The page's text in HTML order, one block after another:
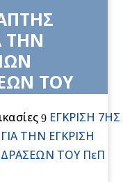
ΤΗΝ
ΤΟΥ
2021-2027
9 ΕΓΚΡΙΣΗ 7ΗΣ
ΤΗΝ ΕΓΚΡΙΣΗ
ΤΟΥ ΠεΠ